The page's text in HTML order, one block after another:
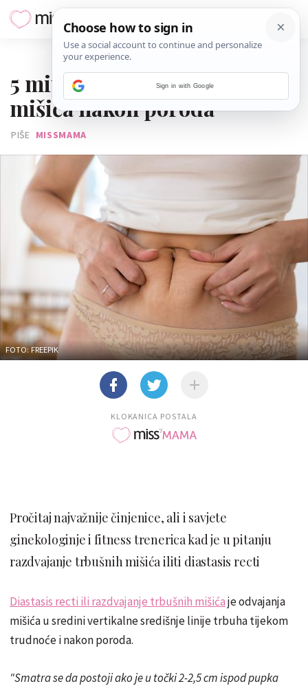
5 mitova o dijastazi trbušnih
mišića nakon poroda
PIŠE MISSMAMA
FOTO: FREEPIK
KLOKANICA POSTALA
Pročitaj najvažnije činjenice, ali i savjete
ginekologinje i fitness trenerica kad je u pitanju
razdvajanje trbušnih mišića iliti diastasis recti
Diastasis recti ili razdvajanje trbušnih mišićaje odvajanja
mišića u sredini vertikalne središnje linije trbuha tijekom
trudnoće i nakon poroda.
"Smatra se da postoji ako je u točki 2-2,5 cm ispod pupka
Sign in with Google